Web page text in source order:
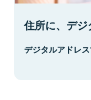
住所に、デジ
デジタルアドレ